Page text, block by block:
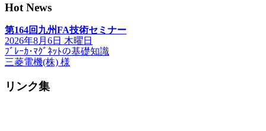
Hot News
第164回九州FA技術セミナー
2026年8月6日 木曜日
ﾌﾞﾚｰｶ･ﾏｸﾞﾈｯﾄの基礎知識
三菱電機(株) 様
リンク集